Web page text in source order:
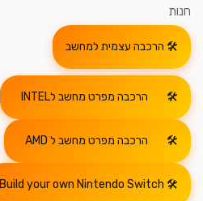
חנות
הרכבה עצמית למחשב
הרכבה מפרט מחשב לINTEL
הרכבה מפרט מחשב ל AMD
Build your own Nintendo Switch